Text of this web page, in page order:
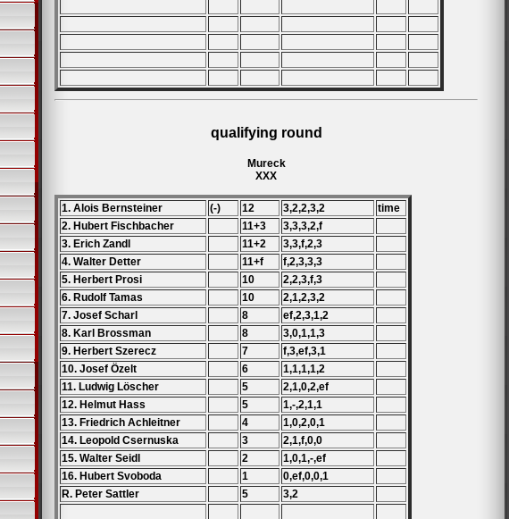
qualifying round
Mureck
XXX
1. Alois Bernsteiner (-) 12 3,2,2,3,2
time
2. Hubert Fischbacher
11+3
3,3,3,2,f
3. Erich Zandl
11+2
3,3,f,2,3
4. Walter Detter
11+f
f,2,3,3,3
5. Herbert Prosi
10
2,2,3,f,3
6. Rudolf Tamas
10
2,1,2,3,2
7. Josef Scharl
8
ef,2,3,1,2
8. Karl Brossman
8
3,0,1,1,3
9. Herbert Szerecz
7
f,3,ef,3,1
10. Josef Özelt
6
1,1,1,1,2
11. Ludwig Löscher
5
2,1,0,2,ef
12. Helmut Hass
5
1,-,2,1,1
13. Friedrich Achleitner
4
1,0,2,0,1
14. Leopold Csernuska
3
2,1,f,0,0
15. Walter Seidl
2
1,0,1,-,ef
16. Hubert Svoboda
1
0,ef,0,0,1
R. Peter Sattler
5 3,2